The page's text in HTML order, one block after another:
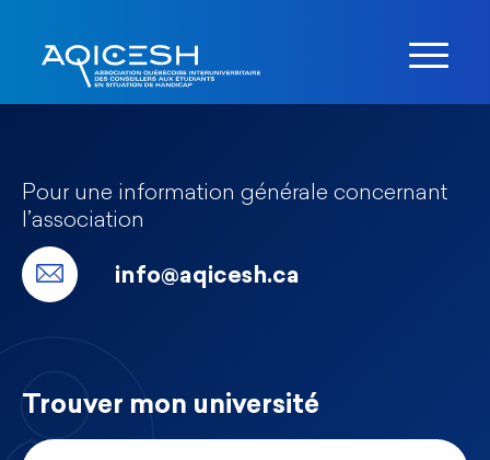
Pour une information générale concernant
l’association
info@aqicesh.ca
Trouver mon université